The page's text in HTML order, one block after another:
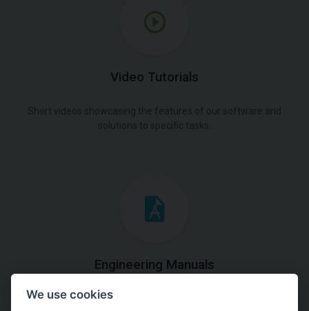
Video Tutorials
Short videos showcasing the features of our software and
solutions to specific tasks.
Engineering Manuals
Step by steps guides on how
We use cookies